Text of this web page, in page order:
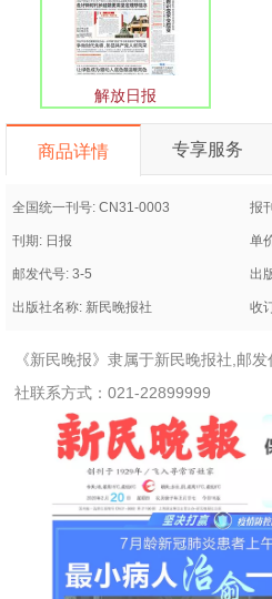
解放日报
商品详情 专享服务
全国统一刊号: CN31-0003 报
刊期: 日报 单
邮发代号: 3-5 出
出版社名称: 新民晚报社 收
《新民晚报》隶属于新民晚报社,邮
社联系方式：021-22899999